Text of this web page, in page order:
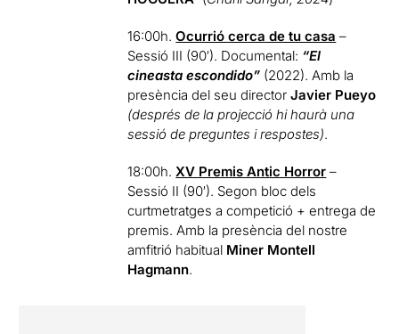
16:00h.Ocurrió cerca de tu casa –
Sessió III (90′). Documental: “El
cineasta escondido” (2022). Amb la
presència del seu directorJavier Pueyo
(després de la projecció hi haurà una
sessió de preguntes i respostes).
18:00h.XV Premis Antic Horror –
Sessió II (90′). Segon bloc dels
curtmetratges a competició + entrega de
premis. Amb la presència del nostre
amfitrió habitual Miner Montell
Hagmann.